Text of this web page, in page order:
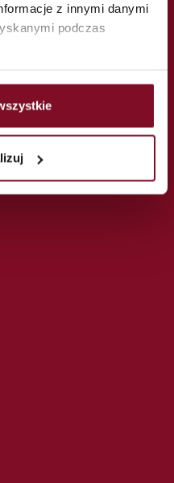
z innymi danymi
podczas
ramen en deuren